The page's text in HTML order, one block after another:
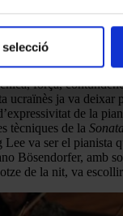
selecció
força,
ja va deixar
de la
tècniques de la Sonata
va ser el pianista
Bösendorfer, amb
de la nit, va